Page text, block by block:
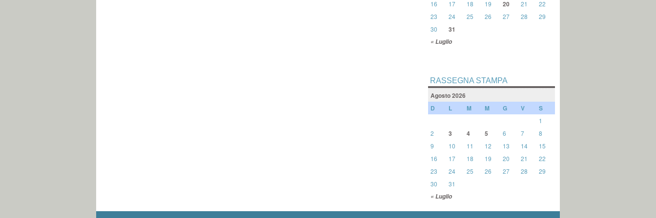
« Luglio
16
17 18 19 20 21
22
23
24 25 26 27 28
29
30
31
RASSEGNA STAMPA
Agosto 2026
D
L M M G V S
« Luglio
1
2
3 4 5 6 7
8
9
10 11 12 13 14
15
16
17 18 19 20 21
22
23
24 25 26 27 28
29
30
31